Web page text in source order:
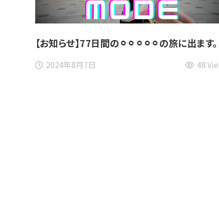
【お知らせ】77日間の⚪︎⚪︎⚪︎⚪︎⚪︎の旅に出ます。
2024年8月7日 48